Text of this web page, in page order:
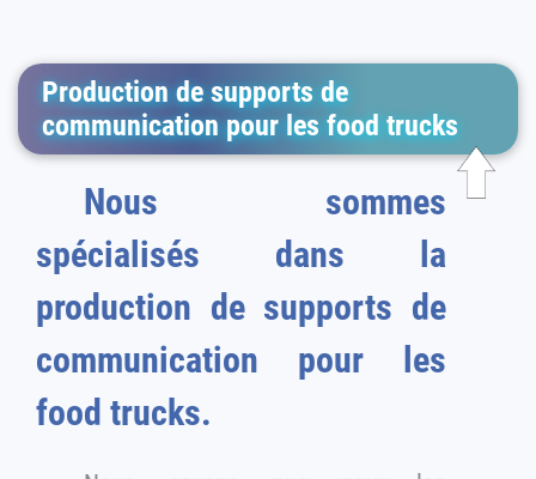
Production de supports de
communication pour les food trucks
Nous sommes
spécialisés dans la
production de supports de
communication pour les
food trucks.